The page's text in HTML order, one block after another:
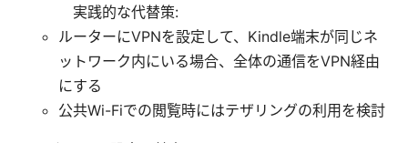
実践的な代替策:
ルーターにVPNを設定して、Kindle端末が同じネ
ットワーク内にいる場合、全体の通信をVPN経由
にする
公共Wi-Fiでの閲覧時にはテザリングの利用を検討